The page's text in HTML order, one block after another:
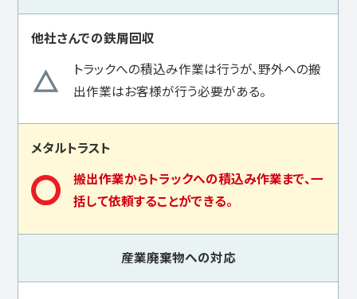
トラックへの積込み作業は行うが、野外への搬
出作業はお客様が行う必要がある。
搬出作業からトラックへの積込み作業まで、一
括して依頼することができる。
産業廃棄物への対応